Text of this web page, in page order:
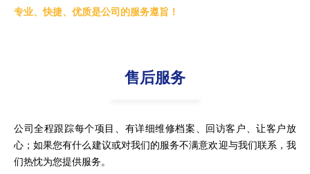
专业、快捷、优质是公司的服务遵旨！
公司全程跟踪每个项目、有详细维修档案、回访客户、让客户放
心；如果您有什么建议或对我们的服务不满意欢迎与我们联系，我
们热忱为您提供服务。
售后服务